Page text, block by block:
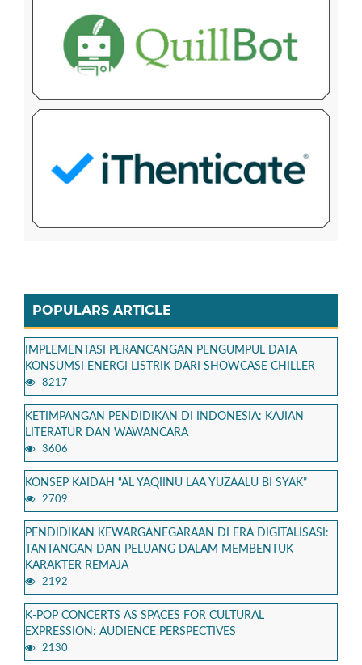
POPULARS ARTICLE
IMPLEMENTASI PERANCANGAN PENGUMPUL DATA
KONSUMSI ENERGI LISTRIK DARI SHOWCASE CHILLER
8217
KETIMPANGAN PENDIDIKAN DI INDONESIA: KAJIAN
LITERATUR DAN WAWANCARA
3606
KONSEP KAIDAH “AL YAQIINU LAA YUZAALU BI SYAK”
2709
PENDIDIKAN KEWARGANEGARAAN DI ERA DIGITALISASI:
TANTANGAN DAN PELUANG DALAM MEMBENTUK
KARAKTER REMAJA
2192
K-POP CONCERTS AS SPACES FOR CULTURAL
EXPRESSION: AUDIENCE PERSPECTIVES
2130